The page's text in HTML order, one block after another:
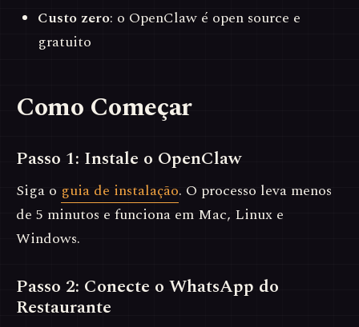
Custo zero: o OpenClaw é open source e
gratuito
Como Começar
Passo 1: Instale o OpenClaw
Siga o guia de instalação. O processo leva menos
de 5 minutos e funciona em Mac, Linux e
Windows.
Passo 2: Conecte o WhatsApp do
Restaurante